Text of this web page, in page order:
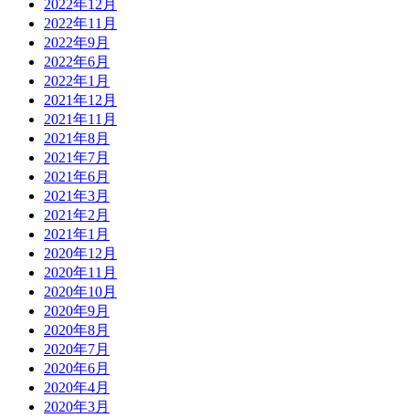
2022年12月
2022年11月
2022年9月
2022年6月
2022年1月
2021年12月
2021年11月
2021年8月
2021年7月
2021年6月
2021年3月
2021年2月
2021年1月
2020年12月
2020年11月
2020年10月
2020年9月
2020年8月
2020年7月
2020年6月
2020年4月
2020年3月